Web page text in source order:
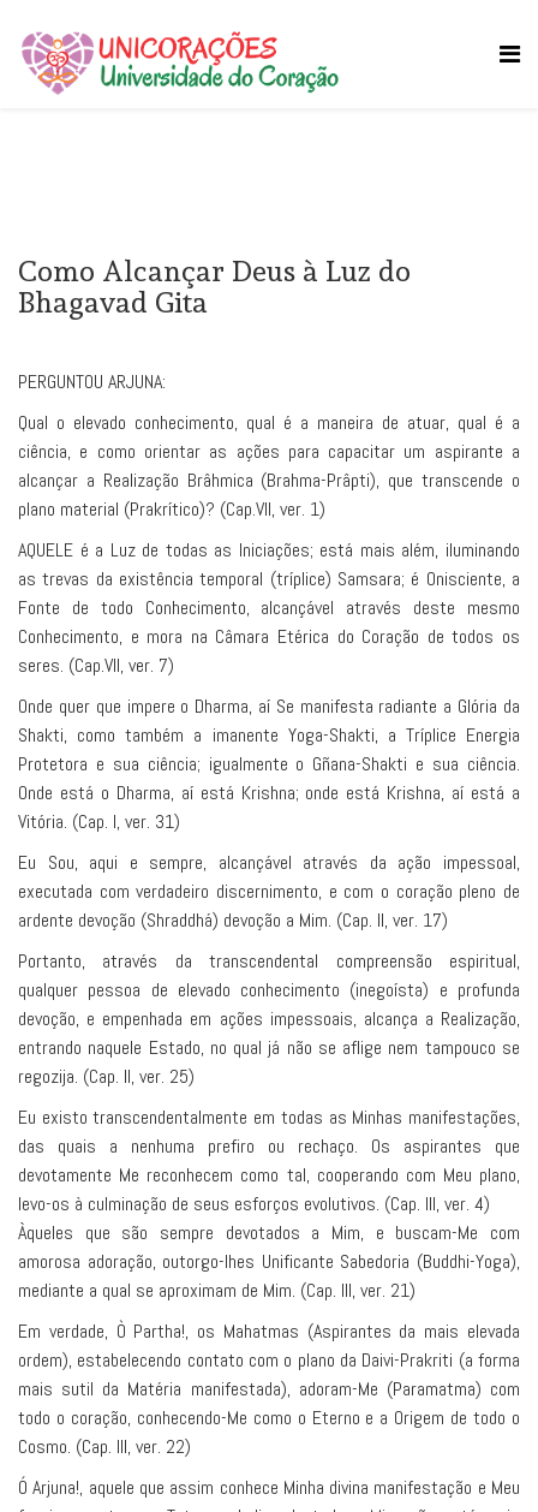
Como Alcançar Deus à Luz do
Bhagavad Gita
PERGUNTOU ARJUNA:
Qual o elevado conhecimento, qual é a maneira de atuar, qual é a
ciência, e como orientar as ações para capacitar um aspirante a
alcançar a Realização Brâhmica (Brahma-Prâpti), que transcende o
plano material (Prakrítico)? (Cap.VII, ver. 1)
AQUELE é a Luz de todas as Iniciações; está mais além, iluminando
as trevas da existência temporal (tríplice) Samsara; é Onisciente, a
Fonte de todo Conhecimento, alcançável através deste mesmo
Conhecimento, e mora na Câmara Etérica do Coração de todos os
seres. (Cap.VII, ver. 7)
Onde quer que impere o Dharma, aí Se manifesta radiante a Glória da
Shakti, como também a imanente Yoga-Shakti, a Tríplice Energia
Protetora e sua ciência; igualmente o Gñana-Shakti e sua ciência.
Onde está o Dharma, aí está Krishna; onde está Krishna, aí está a
Vitória. (Cap. I, ver. 31)
Eu Sou, aqui e sempre, alcançável através da ação impessoal,
executada com verdadeiro discernimento, e com o coração pleno de
ardente devoção (Shraddhá) devoção a Mim. (Cap. II, ver. 17)
Portanto, através da transcendental compreensão espiritual,
qualquer pessoa de elevado conhecimento (inegoísta) e profunda
devoção, e empenhada em ações impessoais, alcança a Realização,
entrando naquele Estado, no qual já não se aflige nem tampouco se
regozija. (Cap. II, ver. 25)
Eu existo transcendentalmente em todas as Minhas manifestações,
das quais a nenhuma prefiro ou rechaço. Os aspirantes que
devotamente Me reconhecem como tal, cooperando com Meu plano,
levo-os à culminação de seus esforços evolutivos. (Cap. III, ver. 4)
Àqueles que são sempre devotados a Mim, e buscam-Me com
amorosa adoração, outorgo-lhes Unificante Sabedoria (Buddhi-Yoga),
mediante a qual se aproximam de Mim. (Cap. III, ver. 21)
Em verdade, Ò Partha!, os Mahatmas (Aspirantes da mais elevada
ordem), estabelecendo contato com o plano da Daivi-Prakriti (a forma
mais sutil da Matéria manifestada), adoram-Me (Paramatma) com
todo o coração, conhecendo-Me como o Eterno e a Origem de todo o
Cosmo. (Cap. III, ver. 22)
Ó Arjuna!, aquele que assim conhece Minha divina manifestação e Meu